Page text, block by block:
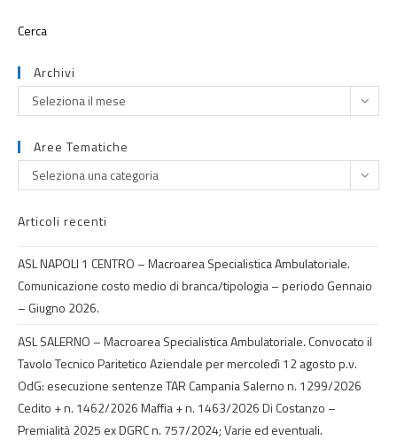
Archivi
Seleziona il mese
Aree Tematiche
Seleziona una categoria
Articoli recenti
ASL NAPOLI 1 CENTRO – Macroarea Specialistica Ambulatoriale.
Comunicazione costo medio di branca/tipologia – periodo Gennaio
– Giugno 2026.
ASL SALERNO – Macroarea Specialistica Ambulatoriale. Convocato il
Tavolo Tecnico Paritetico Aziendale per mercoledì 12 agosto p.v.
OdG: esecuzione sentenze TAR Campania Salerno n. 1299/2026
Cedito + n. 1462/2026 Maffia + n. 1463/2026 Di Costanzo –
Premialità 2025 ex DGRC n. 757/2024; Varie ed eventuali.